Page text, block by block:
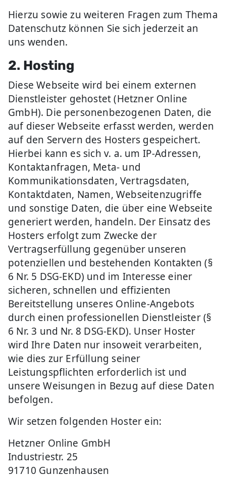
Hierzu sowie zu weiteren Fragen zum Thema
Datenschutz können Sie sich jederzeit an
uns wenden.
2. Hosting
Diese Webseite wird bei einem externen
Dienstleister gehostet (Hetzner Online
GmbH). Die personenbezogenen Daten, die
auf dieser Webseite erfasst werden, werden
auf den Servern des Hosters gespeichert.
Hierbei kann es sich v. a. um IP-Adressen,
Kontaktanfragen, Meta- und
Kommunikationsdaten, Vertragsdaten,
Kontaktdaten, Namen, Webseitenzugriffe
und sonstige Daten, die über eine Webseite
generiert werden, handeln. Der Einsatz des
Hosters erfolgt zum Zwecke der
Vertragserfüllung gegenüber unseren
potenziellen und bestehenden Kontakten (§
6 Nr. 5 DSG-EKD) und im Interesse einer
sicheren, schnellen und effizienten
Bereitstellung unseres Online-Angebots
durch einen professionellen Dienstleister (§
6 Nr. 3 und Nr. 8 DSG-EKD). Unser Hoster
wird Ihre Daten nur insoweit verarbeiten,
wie dies zur Erfüllung seiner
Leistungspflichten erforderlich ist und
unsere Weisungen in Bezug auf diese Daten
befolgen.
Wir setzen folgenden Hoster ein:
Hetzner Online GmbH
Industriestr. 25
91710 Gunzenhausen